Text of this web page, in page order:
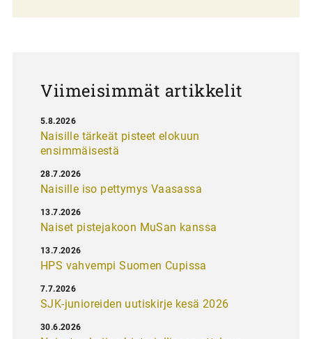
Viimeisimmät artikkelit
Naisille tärkeät pisteet elokuun
ensimmäisestä
5.8.2026
Naisille iso pettymys Vaasassa
28.7.2026
Naiset pistejakoon MuSan kanssa
13.7.2026
HPS vahvempi Suomen Cupissa
13.7.2026
SJK-junioreiden uutiskirje kesä 2026
7.7.2026
30.6.2026